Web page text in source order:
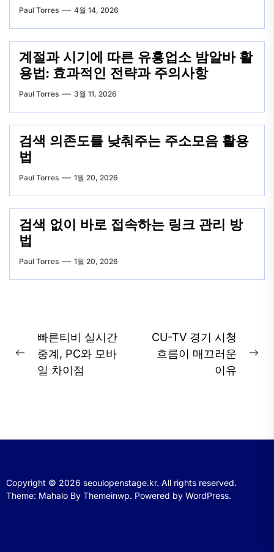
Paul Torres 4월 14, 2026
계절과 시기에 따른 유흥업소 밤알바 활
용법: 효과적인 전략과 주의사항
Paul Torres 3월 11, 2026
검색 의존도를 낮춰주는 주소모음 활용
법
Paul Torres 1월 20, 2026
검색 없이 바로 접속하는 링크 관리 방
법
Paul Torres 1월 20, 2026
탐Previous
post:
빠른티비 실시간
중계, PC와 모바
일 차이점
CU-TV 경기 시청
흐름이 매끄러운
이유
Copyright © 2026 seoulopenstage.kr. All rights reserved.
Theme: Mahalo By Themeinwp. Powered by WordPress.